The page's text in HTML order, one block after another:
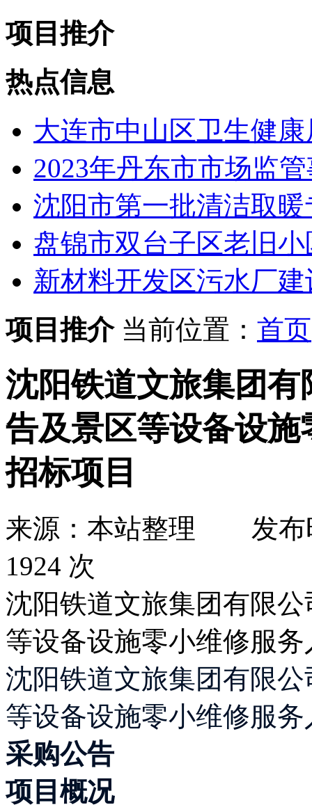
项目推介
热点信息
大连市中山区卫生健
2023年丹东市市场监
沈阳市第一批清洁取
盘锦市双台子区老旧
新材料开发区污水厂
项目推介 当前位置： 首页
沈阳铁道文旅集团
告及景区等设备设
招标项目
来源：本站整理 发
1924 次
沈阳铁道文旅集团有限
等设备设施零小维修服
沈阳铁道文旅集团有限
等设备设施零小维修服
采购公告
项目概况